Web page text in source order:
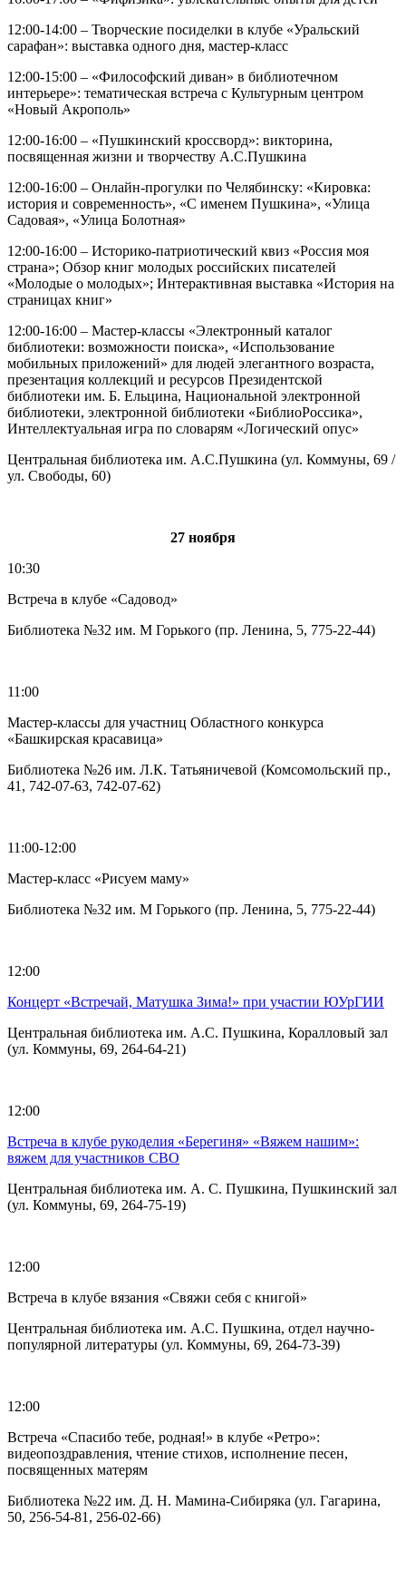
12:00-14:00 – Творческие посиделки в клубе «Уральский
сарафан»: выставка одного дня, мастер-класс
12:00-15:00 – «Философский диван» в библиотечном
интерьере»: тематическая встреча с Культурным центром
«Новый Акрополь»
12:00-16:00 – «Пушкинский кроссворд»: викторина,
посвященная жизни и творчеству А.С.Пушкина
12:00-16:00 – Онлайн-прогулки по Челябинску: «Кировка:
история и современность», «С именем Пушкина», «Улица
Садовая», «Улица Болотная»
12:00-16:00 – Историко-патриотический квиз «Россия моя
страна»; Обзор книг молодых российских писателей
«Молодые о молодых»; Интерактивная выставка «История на
страницах книг»
12:00-16:00 – Мастер-классы «Электронный каталог
библиотеки: возможности поиска», «Использование
мобильных приложений» для людей элегантного возраста,
презентация коллекций и ресурсов Президентской
библиотеки им. Б. Ельцина, Национальной электронной
библиотеки, электронной библиотеки «БиблиоРоссика»,
Интеллектуальная игра по словарям «Логический опус»
Центральная библиотека им. А.С.Пушкина (ул. Коммуны, 69 /
ул. Свободы, 60)
27 ноября
10:30
Встреча в клубе «Садовод»
Библиотека №32 им. М Горького (пр. Ленина, 5, 775-22-44)
11:00
Мастер-классы для участниц Областного конкурса
«Башкирская красавица»
Библиотека №26 им. Л.К. Татьяничевой (Комсомольский пр.,
41, 742-07-63, 742-07-62)
11:00-12:00
Мастер-класс «Рисуем маму»
Библиотека №32 им. М Горького (пр. Ленина, 5, 775-22-44)
12:00
Концерт «Встречай, Матушка Зима!» при участии ЮУрГИИ
Центральная библиотека им. А.С. Пушкина, Коралловый зал
(ул. Коммуны, 69, 264-64-21)
12:00
Встреча в клубе рукоделия «Берегиня» «Вяжем нашим»:
вяжем для участников СВО
Центральная библиотека им. А. С. Пушкина, Пушкинский зал
(ул. Коммуны, 69, 264-75-19)
12:00
Встреча в клубе вязания «Свяжи себя с книгой»
Центральная библиотека им. А.С. Пушкина, отдел научно-
популярной литературы (ул. Коммуны, 69, 264-73-39)
12:00
Встреча «Спасибо тебе, родная!» в клубе «Ретро»:
видеопоздравления, чтение стихов, исполнение песен,
посвященных матерям
Библиотека №22 им. Д. Н. Мамина-Сибиряка (ул. Гагарина,
50, 256-54-81, 256-02-66)